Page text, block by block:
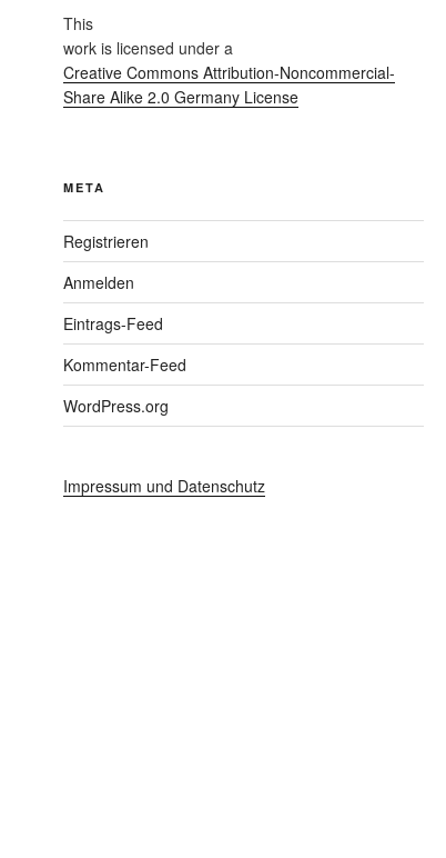
This
workis licensed under a
Creative Commons Attribution-Noncommercial-
Share Alike 2.0 Germany License
META
Registrieren
Anmelden
Eintrags-Feed
Kommentar-Feed
WordPress.org
Impressum und Datenschutz